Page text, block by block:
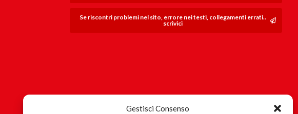
Gestisci Consenso
Se riscontri problemi nel sito, errore nei testi, collegamenti errati..
scrivici